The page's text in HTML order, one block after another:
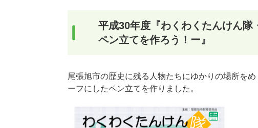
平成30年度『わくわくたんけん
ペン立てを作ろう！ー』
尾張旭市の歴史に残る人物たちにゆかりの場所を
ーフにしたペン立てを作りました。